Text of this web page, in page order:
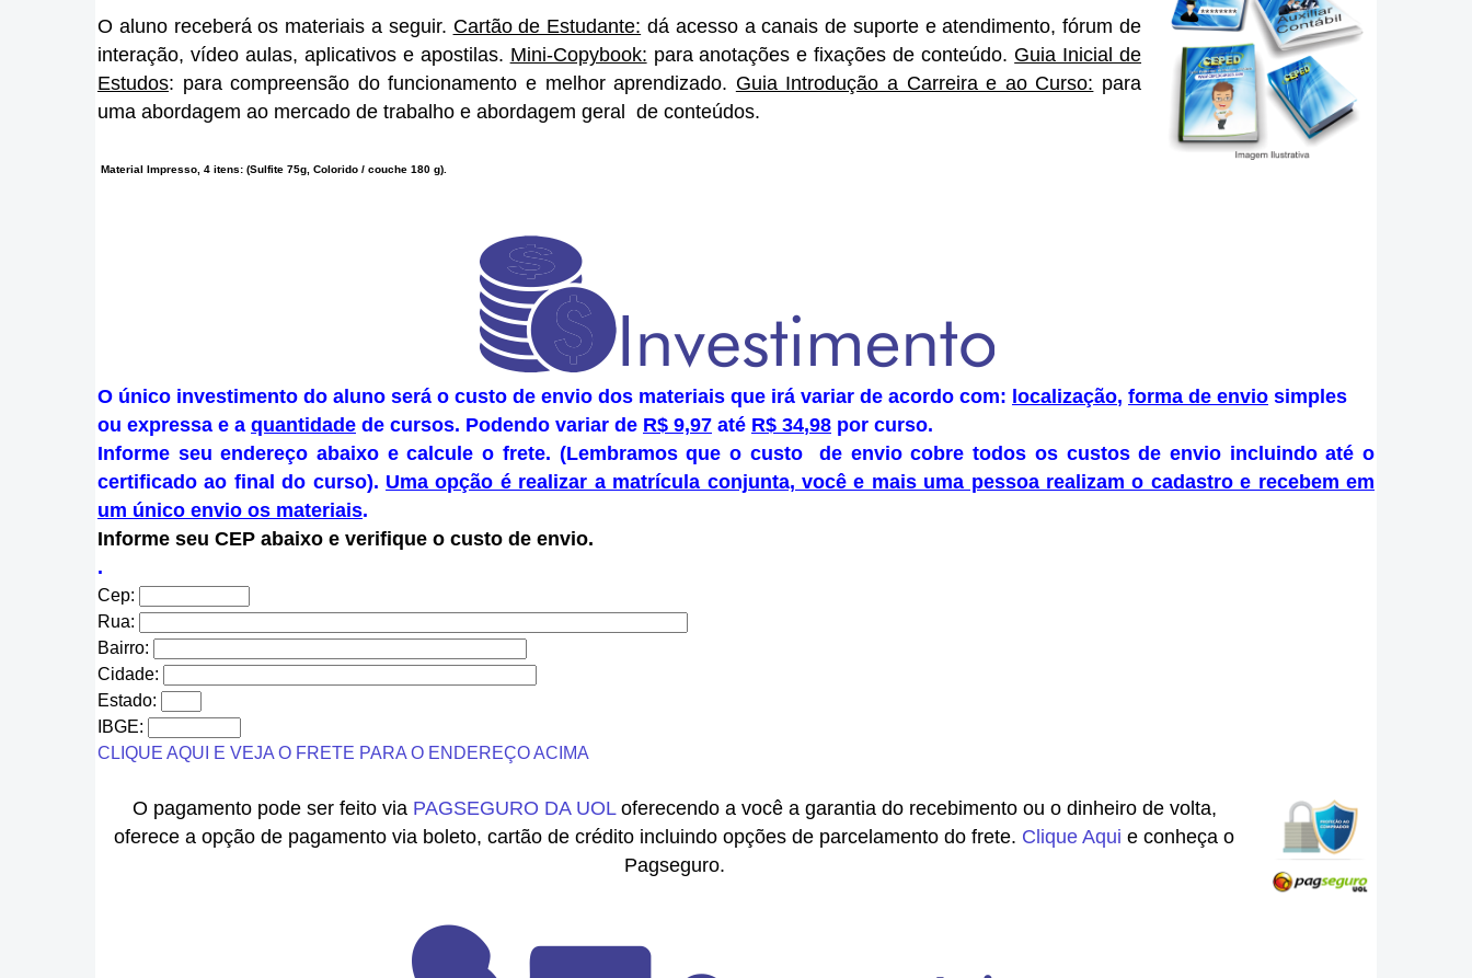
O aluno receberá os materiais a seguir. Cartão de Estudante: dá acesso a canais de suporte e atendimento, fórum de
interação, vídeo aulas, aplicativos e apostilas. Mini-Copybook: para anotações e fixações de conteúdo. Guia Inicial de
Estudos: para compreensão do funcionamento e melhor aprendizado. Guia Introdução a Carreira e ao Curso: para
uma abordagem ao mercado de trabalho e abordagem geral de conteúdos.
Material Impresso, 4 itens: (Sulfite 75g, Colorido / couche 180 g).
O único investimento do aluno será o custo de envio dos materiais que irá variar de acordo com: localização, forma de envio simples
ou expressa e a quantidade de cursos. Podendo variar de R$ 9,97 até R$ 34,98 por curso.
Informe seu endereço abaixo e calcule o frete. (Lembramos que o custo de envio cobre todos os custos de envio incluindo até o
certificado ao final do curso). Uma opção é realizar a matrícula conjunta, você e mais uma pessoa realizam o cadastro e recebem em
um único envio os materiais.
Informe seu CEP abaixo e verifique o custo de envio.
.
Cep:
Rua:
Bairro:
Cidade:
Estado:
IBGE:
CLIQUE AQUI E VEJA O FRETE PARA O ENDEREÇO ACIMA
O pagamento pode ser feito via PAGSEGURO DA UOLoferecendo a você a garantia do recebimento ou o dinheiro de volta,
oferece a opção de pagamento via boleto, cartão de crédito incluindo opções de parcelamento do frete. Clique Aqui e conheça o
Pagseguro.